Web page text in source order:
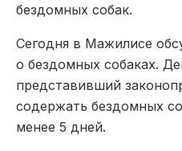
бездомных собак.
Сегодня в Мажилисе
о бездомных собаках.
представивший
содержать бездомных
менее 5 дней.